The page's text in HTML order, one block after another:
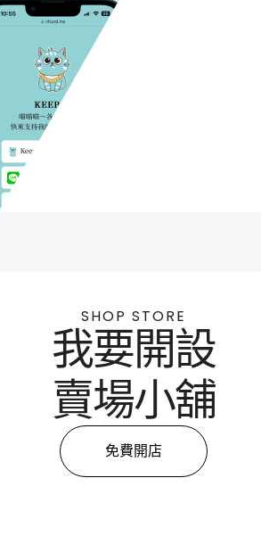
SHOP STORE
我要開設
賣場小舖
免費開店